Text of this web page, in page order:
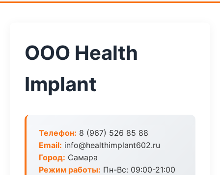
ООО Health
Implant
Телефон: 8 (967) 526 85 88
Email: info@healthimplant602.ru
Город: Самара
Режим работы: Пн-Вс: 09:00-21:00